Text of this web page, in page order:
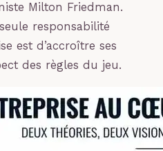
Milton Friedman.
responsabilité
est d’accroître ses
des règles du jeu.